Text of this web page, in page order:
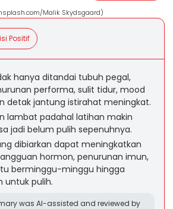
Malik Skydsgaard)
Positif
hanya ditandai tubuh pegal,
performa, sulit tidur, mood
detak jantung istirahat meningkat.
lambat padahal latihan makin
jadi belum pulih sepenuhnya.
dibiarkan dapat meningkatkan
hormon, penurunan imun,
berminggu-minggu hingga
untuk pulih.
was AI-assisted and reviewed by